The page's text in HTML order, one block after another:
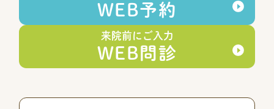
WEB予約
来院前にご入力
WEB問診